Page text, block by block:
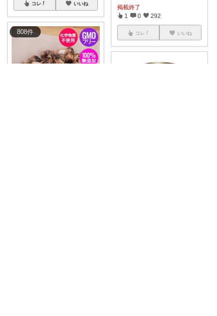
808件
コレ いいね
掲載終了
1 0 292
コレ いいね